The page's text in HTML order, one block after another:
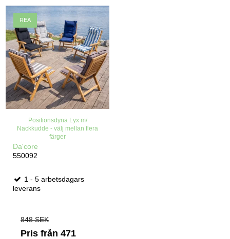
REA
Positionsdyna Lyx m/
Nackkudde - välj mellan flera
färger
Da'core
550092
1 - 5 arbetsdagars
leverans
848 SEK
Pris från 471